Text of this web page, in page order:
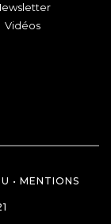
Vidéos
• MENTIONS